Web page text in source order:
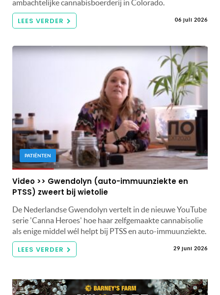
ambachtelijke cannabisboerderij in Colorado.
LEES VERDER 06 juli 2026
PATIËNTEN
Video >> Gwendolyn (auto-immuunziekte en
PTSS) zweert bij wietolie
De Nederlandse Gwendolyn vertelt in de nieuwe YouTube
serie 'Canna Heroes' hoe haar zelfgemaakte cannabisolie
als enige middel wél helpt bij PTSS en auto-immuunziekte.
LEES VERDER 29 juni 2026